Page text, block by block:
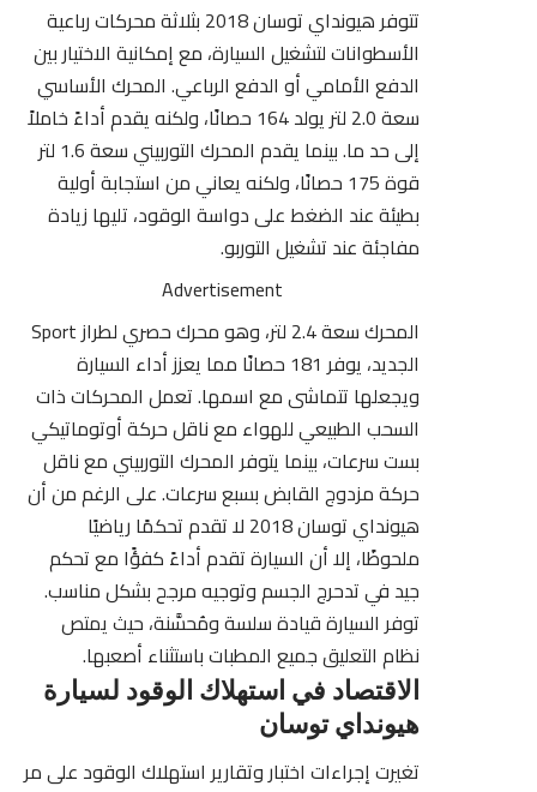
تتوفر هيونداي
توسان 2018 بثلاثة محركات رباعية
الأسطوانات لتشغيل السيارة، مع إمكانية الاختيار بين
الدفع الأمامي أو الدفع الرباعي. المحرك الأساسي
سعة 2.0 لتر يولد 164 حصانًا، ولكنه يقدم أداءً خاملاً
إلى حد ما. بينما يقدم المحرك التوربيني سعة 1.6 لتر
قوة 175 حصانًا، ولكنه يعاني من استجابة أولية
بطيئة عند الضغط على دواسة الوقود، تليها زيادة
مفاجئة عند تشغيل التوربو.
Advertisement
المحرك سعة 2.4 لتر، وهو محرك حصري لطراز Sport
الجديد، يوفر 181 حصانًا مما يعزز أداء السيارة
ويجعلها تتماشى مع اسمها. تعمل المحركات ذات
السحب الطبيعي للهواء مع ناقل حركة أوتوماتيكي
بست سرعات، بينما يتوفر المحرك التوربيني مع ناقل
حركة مزدوج القابض بسبع سرعات. على الرغم من أن
هيونداي توسان 2018 لا تقدم تحكمًا رياضيًا
ملحوظًا، إلا أن السيارة تقدم أداءً كفؤًا مع تحكم
جيد في تدحرج الجسم وتوجيه مرجح بشكل مناسب.
توفر السيارة قيادة سلسة ومُحسَّنة، حيث يمتص
نظام التعليق جميع المطبات باستثناء أصعبها.
الاقتصاد في استهلاك الوقود لسيارة
هيونداي توسان
تغيرت إجراءات اختبار وتقارير استهلاك الوقود على مر